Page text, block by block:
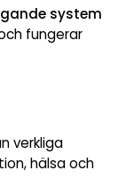
system
fungerar
verkliga
hälsa och